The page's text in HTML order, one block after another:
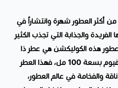
أكثر العطور شهرة وانتشاراً في
الفريدة والجذابة التي تجذب الكثير
هذه الكوليكشن هي عطر ذا
وودز كوليكشن فلام او دو بارفيوم بسعة 100 مل، فهذا العطر
والفخامة في عالم العطور،